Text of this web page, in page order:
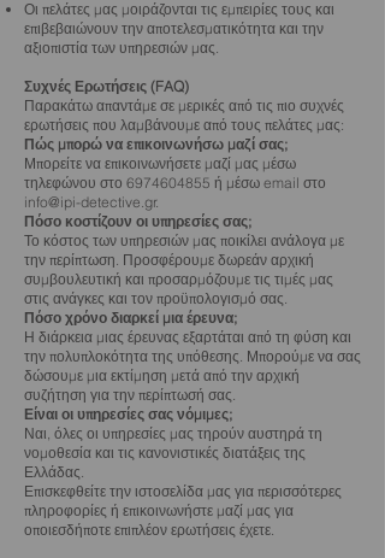
Οι πελάτες μας μοιράζονται τις εμπειρίες τους και
επιβεβαιώνουν την αποτελεσματικότητα και την
αξιοπιστία των υπηρεσιών μας.
Συχνές Ερωτήσεις (FAQ)
Παρακάτω απαντάμε σε μερικές από τις πιο συχνές
ερωτήσεις που λαμβάνουμε από τους πελάτες μας:
Πώς μπορώ να επικοινωνήσω μαζί σας;
Μπορείτε να επικοινωνήσετε μαζί μας μέσω
τηλεφώνου στο 6974604855 ή μέσω email στο
info@ipi-detective.gr.
Πόσο κοστίζουν οι υπηρεσίες σας;
Το κόστος των υπηρεσιών μας ποικίλει ανάλογα με
την περίπτωση. Προσφέρουμε δωρεάν αρχική
συμβουλευτική και προσαρμόζουμε τις τιμές μας
στις ανάγκες και τον προϋπολογισμό σας.
Πόσο χρόνο διαρκεί μια έρευνα;
Η διάρκεια μιας έρευνας εξαρτάται από τη φύση και
την πολυπλοκότητα της υπόθεσης. Μπορούμε να σας
δώσουμε μια εκτίμηση μετά από την αρχική
συζήτηση για την περίπτωσή σας.
Είναι οι υπηρεσίες σας νόμιμες;
Ναι, όλες οι υπηρεσίες μας τηρούν αυστηρά τη
νομοθεσία και τις κανονιστικές διατάξεις της
Ελλάδας.
Επισκεφθείτε την ιστοσελίδα μας για περισσότερες
πληροφορίες ή επικοινωνήστε μαζί μας για
οποιεσδήποτε επιπλέον ερωτήσεις έχετε.